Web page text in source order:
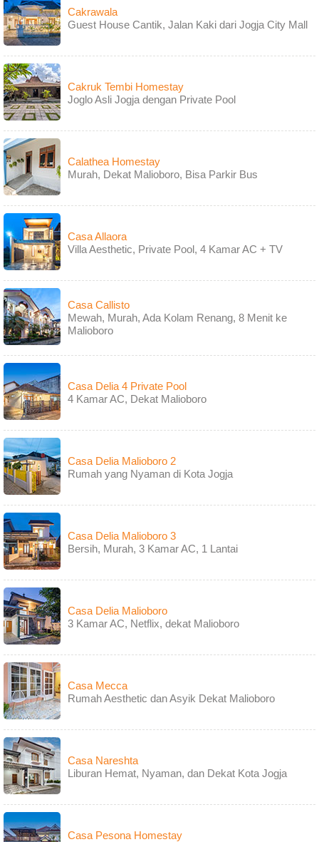
Cakrawala
Guest House Cantik, Jalan Kaki dari Jogja City Mall
Cakruk Tembi Homestay
Joglo Asli Jogja dengan Private Pool
Calathea Homestay
Murah, Dekat Malioboro, Bisa Parkir Bus
Casa Allaora
Villa Aesthetic, Private Pool, 4 Kamar AC + TV
Casa Callisto
Mewah, Murah, Ada Kolam Renang, 8 Menit ke
Malioboro
Casa Delia 4 Private Pool
4 Kamar AC, Dekat Malioboro
Casa Delia Malioboro 2
Rumah yang Nyaman di Kota Jogja
Casa Delia Malioboro 3
Bersih, Murah, 3 Kamar AC, 1 Lantai
Casa Delia Malioboro
3 Kamar AC, Netflix, dekat Malioboro
Casa Mecca
Rumah Aesthetic dan Asyik Dekat Malioboro
Casa Nareshta
Liburan Hemat, Nyaman, dan Dekat Kota Jogja
Casa Pesona Homestay